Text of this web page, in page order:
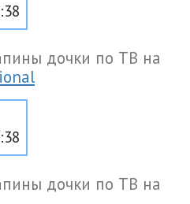
дочки по ТВ на
дочки по ТВ на